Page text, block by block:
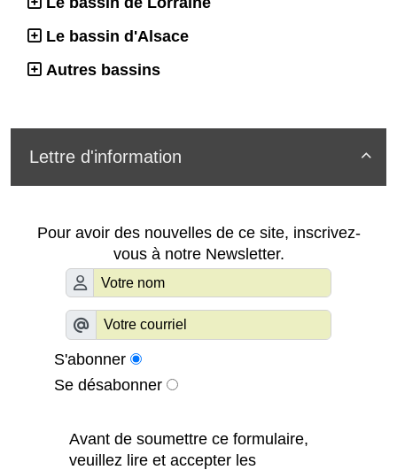
Le bassin d'Alsace
Autres bassins

Lettre d'information
Pour avoir des nouvelles de ce site, inscrivez-
vous à notre Newsletter.
S'abonner
Se désabonner
Avant de soumettre ce formulaire,
veuillez lire et accepter les